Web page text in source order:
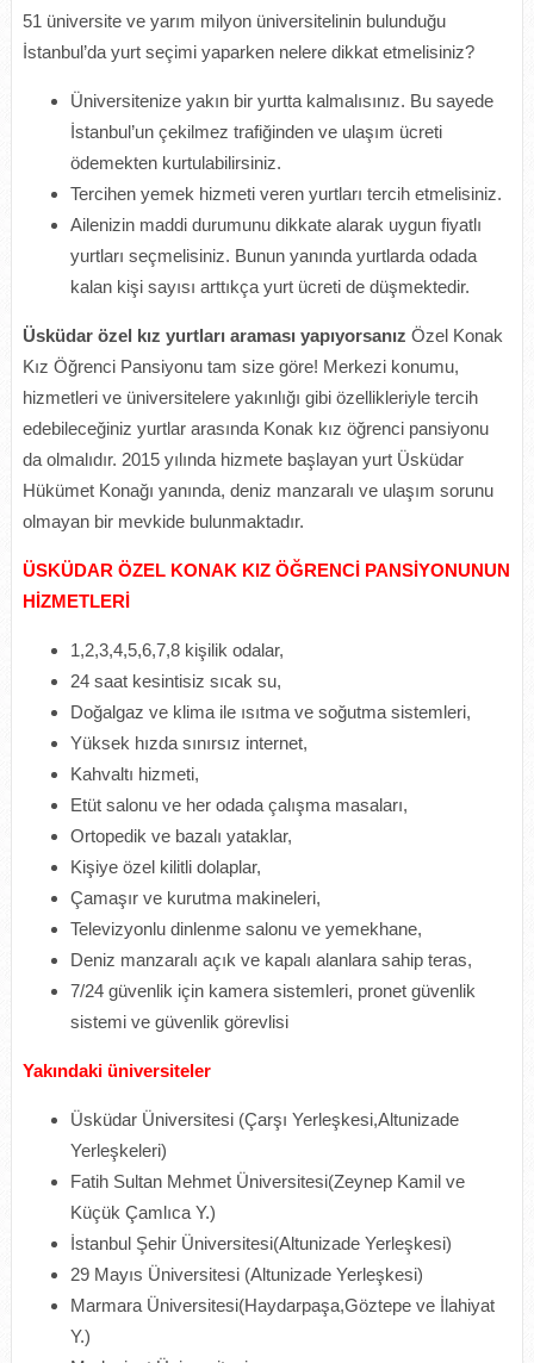
51 üniversite ve yarım milyon üniversitelinin bulunduğu
İstanbul’da yurt seçimi yaparken nelere dikkat etmelisiniz?
Üniversitenize yakın bir yurtta kalmalısınız. Bu sayede
İstanbul’un çekilmez trafiğinden ve ulaşım ücreti
ödemekten kurtulabilirsiniz.
Tercihen yemek hizmeti veren yurtları tercih etmelisiniz.
Ailenizin maddi durumunu dikkate alarak uygun fiyatlı
yurtları seçmelisiniz. Bunun yanında yurtlarda odada
kalan kişi sayısı arttıkça yurt ücreti de düşmektedir.
Üsküdar özel kız yurtları araması yapıyorsanız Özel Konak
Kız Öğrenci Pansiyonu tam size göre! Merkezi konumu,
hizmetleri ve üniversitelere yakınlığı gibi özellikleriyle tercih
edebileceğiniz yurtlar arasında Konak kız öğrenci pansiyonu
da olmalıdır. 2015 yılında hizmete başlayan yurt Üsküdar
Hükümet Konağı yanında, deniz manzaralı ve ulaşım sorunu
olmayan bir mevkide bulunmaktadır.
ÜSKÜDAR ÖZEL KONAK KIZ ÖĞRENCİ PANSİYONUNUN
HİZMETLERİ
1,2,3,4,5,6,7,8 kişilik odalar,
24 saat kesintisiz sıcak su,
Doğalgaz ve klima ile ısıtma ve soğutma sistemleri,
Yüksek hızda sınırsız internet,
Kahvaltı hizmeti,
Etüt salonu ve her odada çalışma masaları,
Ortopedik ve bazalı yataklar,
Kişiye özel kilitli dolaplar,
Çamaşır ve kurutma makineleri,
Televizyonlu dinlenme salonu ve yemekhane,
Deniz manzaralı açık ve kapalı alanlara sahip teras,
7/24 güvenlik için kamera sistemleri, pronet güvenlik
sistemi ve güvenlik görevlisi
Yakındaki üniversiteler
Üsküdar Üniversitesi (Çarşı Yerleşkesi,Altunizade
Yerleşkeleri)
Fatih Sultan Mehmet Üniversitesi(Zeynep Kamil ve
Küçük Çamlıca Y.)
İstanbul Şehir Üniversitesi(Altunizade Yerleşkesi)
29 Mayıs Üniversitesi (Altunizade Yerleşkesi)
Marmara Üniversitesi(Haydarpaşa,Göztepe ve İlahiyat
Y.)